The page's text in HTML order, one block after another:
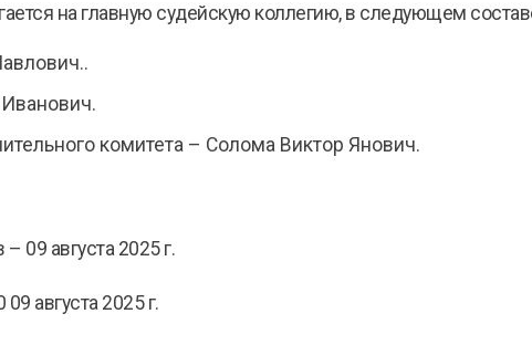
на главную судейскую коллегию, в следующем
комитета – Солома Виктор Янович.
09 августа 2025 г.
августа 2025 г.